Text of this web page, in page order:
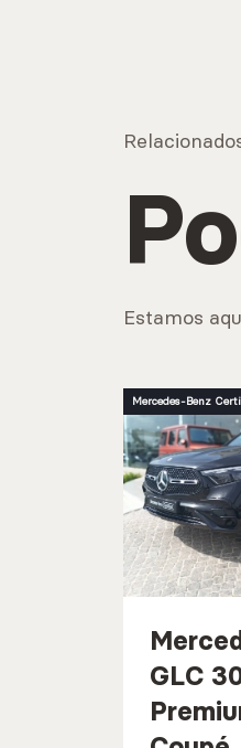
Estamos
Mercedes-Benz
GLC